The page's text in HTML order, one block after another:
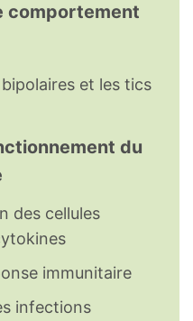
comportement
et les tics
du
des cellules
immunitaire
infections